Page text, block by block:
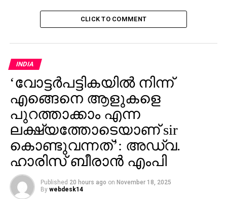
സ്വീകരിക്കുമെന്നും ബിഹാറില്‍ നിന്നുള്ള കേന്ദ്രമന്ത്രി
നന്ദകിഷോര്‍ പറഞ്ഞു.
ദുരിതക്കടല്‍ താണ്ടി; ജംഷീല കുതിച്ചത്
സ്വര്‍ണത്തിലേക്ക്
DON'T MISS
‘ഷാ സാദ’യെക്കുറിച്ച് പറയാന്‍ പാടില്ലെങ്കില്‍
മറ്റുള്ളവരെക്കുറിച്ചും പാടില്ല: രാഹുല്‍ ഗാന്ധി
CLICK TO COMMENT
INDIA
‘വോട്ടര്‍പട്ടികയില്‍ നിന്ന്
എങ്ങെനെ ആളുകളെ
പുറത്താക്കാം എന്ന
ലക്ഷ്യത്തോടെയാണ് sir
കൊണ്ടുവന്നത്’: അഡ്വ.
ഹാരിസ് ബീരാൻ എംപി
Published 20 hours ago on November 18, 2025
By webdesk14